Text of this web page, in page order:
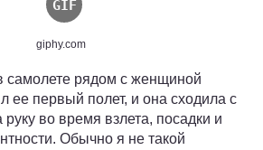
giphy.com
самолете рядом с женщиной
ее первый полет, и она сходила с
во время взлета, посадки и
Обычно я не такой